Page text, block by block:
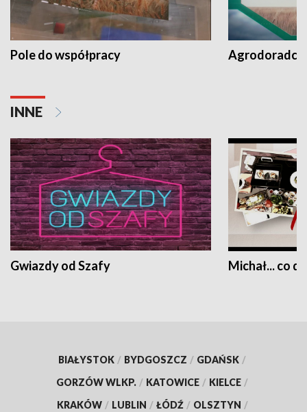
Pole do współpracy Agrodoradcy
INNE
Gwiazdy od Szafy Michał... co
BIAŁYSTOK / BYDGOSZCZ / GDAŃSK /
GORZÓW WLKP. / KATOWICE / KIELCE /
KRAKÓW / LUBLIN / ŁÓDŹ / OLSZTYN /